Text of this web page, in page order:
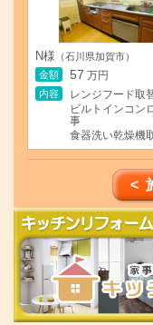
N様 （石川県加賀市）
金額
57 万円
内容
レンジフード取
ビルトインコン
事
食器洗い乾燥機
<